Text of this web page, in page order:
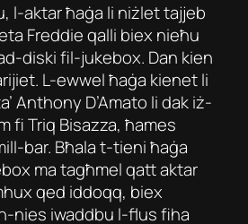
l-aktar ħaġa li niżlet tajjeb
Freddie qalli biex nieħu
diski fil-jukebox. Dan kien
L-ewwel ħaġa kienet li
Anthony D’Amato li dak iż-
fi Triq Bisazza, ħames
bar. Bħala t-tieni ħaġa
ma tagħmel qatt aktar
qed iddoqq, biex
nies iwaddbu l-flus fiha